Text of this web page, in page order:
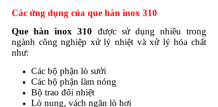
Các ứng dụng của que hàn inox 310
Que hàn inox 310 được sử dụng nhiều trong
ngành công nghiệp xử lý nhiệt và xử lý hóa chất
như:
Các bộ phận lò sưởi
Các bộ phận làm nóng
Bộ trao đổi nhiệt
Lò nung, vách ngăn lò hơi